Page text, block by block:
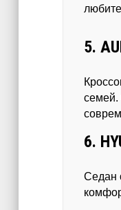
5.
семей.
6.
Седан